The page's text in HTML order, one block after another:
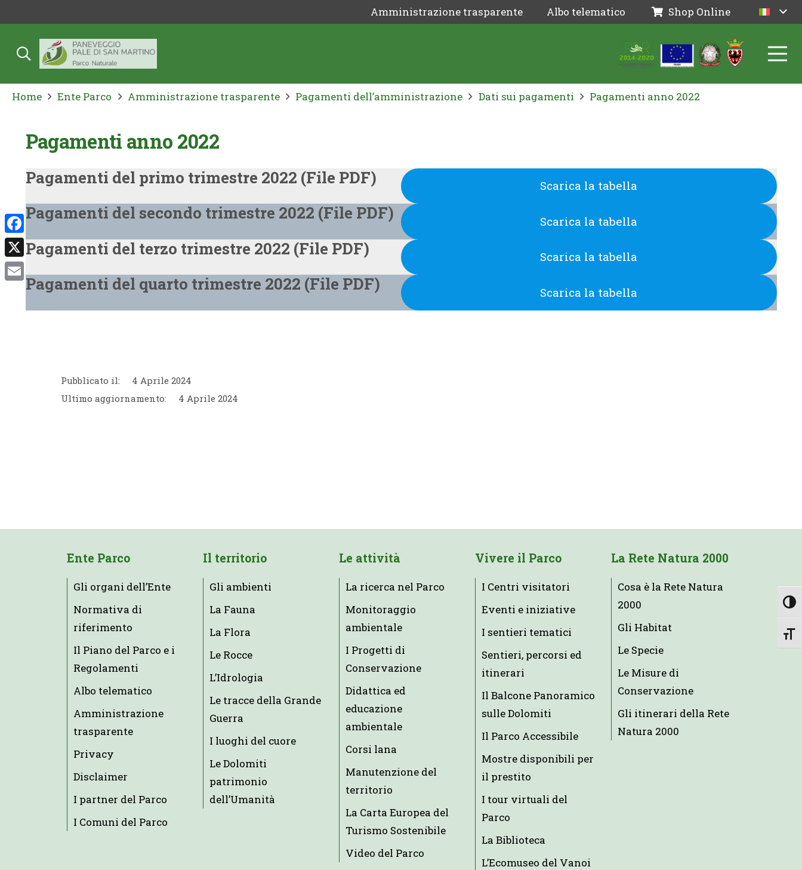
Amministrazione trasparente Albo telematico Shop Online
Home Ente Parco Amministrazione trasparente Pagamenti dell’amministrazione Dati sui pagamenti Pagamenti anno 2022
Pagamenti anno 2022
Pagamenti del primo trimestre 2022 (File PDF) Scarica la tabella
Pagamenti del secondo trimestre 2022 (File PDF) Scarica la tabella
Pagamenti del terzo trimestre 2022 (File PDF) Scarica la tabella
Pagamenti del quarto trimestre 2022 (File PDF) Scarica la tabella
Pubblicato il:
4 Aprile 2024
Ultimo aggiornamento:
4 Aprile 2024
Ente Parco
Gli organi dell’Ente
Normativa di
riferimento
Il Piano del Parco e i
Regolamenti
Albo telematico
Amministrazione
trasparente
Privacy
Disclaimer
I partner del Parco
I Comuni del Parco
Il territorio
Gli ambienti
La Fauna
La Flora
Le Rocce
L’Idrologia
Le tracce della Grande
Guerra
I luoghi del cuore
Le Dolomiti
patrimonio
dell’Umanità
Le attività
La ricerca nel Parco
Monitoraggio
ambientale
I Progetti di
Conservazione
Didattica ed
educazione
ambientale
Corsi lana
Manutenzione del
territorio
La Carta Europea del
Turismo Sostenibile
Video del Parco
Vivere il Parco
I Centri visitatori
Eventi e iniziative
I sentieri tematici
Sentieri, percorsi ed
itinerari
Il Balcone Panoramico
sulle Dolomiti
Il Parco Accessibile
Mostre disponibili per
il prestito
I tour virtuali del
Parco
La Biblioteca
L’Ecomuseo del Vanoi
La Rete Natura 2000
Cosa è la Rete Natura
2000
Gli Habitat
Le Specie
Le Misure di
Conservazione
Gli itinerari della Rete
Natura 2000
Facebook
X
Email